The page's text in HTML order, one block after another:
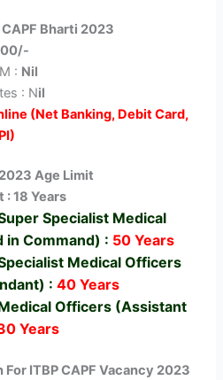
Bharti 2023
: Nil
: Nil
(Net Banking, Debit Card,
Age Limit
: 18 Years
Specialist Medical
in Command) : 50 Years
Medical Officers
:40 Years
Officers (Assistant
Years
ITBP CAPF Vacancy 2023